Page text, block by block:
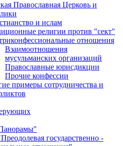
Православная Церковь и
и ислам
религии против "сект"
отношения
Взаимоотношения
мусульманских организаций
Православные юрисдикции
Прочие конфессии
примеры сотрудничества и
государственно -